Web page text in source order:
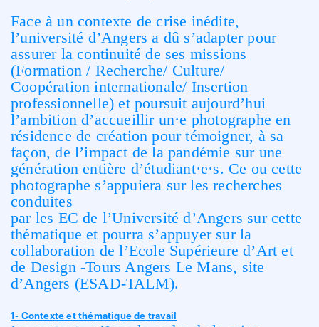
Face à un contexte de crise inédite,
l’université d’Angers a dû s’adapter pour
assurer la continuité de ses missions
(Formation / Recherche/ Culture/
Coopération internationale/ Insertion
professionnelle) et poursuit aujourd’hui
l’ambition d’accueillir un·e photographe en
résidence de création pour témoigner, à sa
façon, de l’impact de la pandémie sur une
génération entière d’étudiant·e·s. Ce ou cette
photographe s’appuiera sur les recherches
conduites
par les EC de l’Université d’Angers sur cette
thématique et pourra s’appuyer sur la
collaboration de l’Ecole Supérieure d’Art et
de Design -Tours Angers Le Mans, site
d’Angers (ESAD-TALM).
1- Contexte et thématique de travail